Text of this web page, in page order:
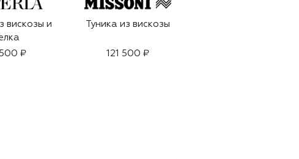
вискозы и
₽
Туника из вискозы
121 500 ₽